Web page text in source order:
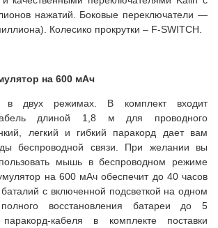
нажатий. Боковые переключатели —
Колесико прокрутки – F-SWITCH.
на 600 мАч
в двух режимах. В комплект входит
длиной 1,8 м для проводного
легкий и гибкий паракорд дает вам
беспроводной связи. При желании вы
мышь в беспроводном режиме
на 600 мАч обеспечит до 40 часов
с включенной подсветкой на одном
восстановления батареи до 5
кабеля в комплекте поставки